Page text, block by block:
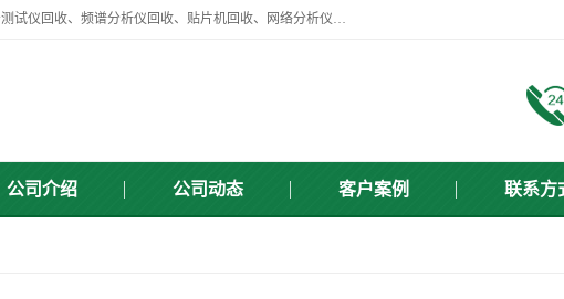
苏州讯芯微电子设备有限公司是一家做资源回收类企业，主要回收类目有：X-Ray回收、蓝牙测试仪回收、频谱分析仪回收、贴片机回收、网络分析仪回收、信号发生器回收等，从企业单位的需求出发，试通过本网络平台的建立有效整合物资市场，使可再生资源获得合理的流通和科学的再利用。
公司介绍 公司动态 客户案例 联系方